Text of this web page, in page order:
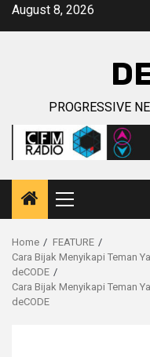
SkipAugust 8, 2026
PROGRESSIVE
Primary
Menu
Home
FEATURE
Cara Bijak Menyikapi Teman
deCODE
Cara Bijak Menyikapi Teman
deCODE